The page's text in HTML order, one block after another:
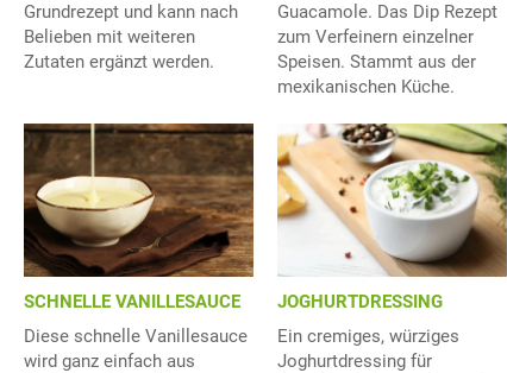
Grundrezept und kann nach
Belieben mit weiteren
Zutaten ergänzt werden.
Guacamole. Das Dip Rezept
zum Verfeinern einzelner
Speisen. Stammt aus der
mexikanischen Küche.
SCHNELLE VANILLESAUCE
Diese schnelle Vanillesauce
wird ganz einfach aus
JOGHURTDRESSING
Ein cremiges, würziges
Joghurtdressing für